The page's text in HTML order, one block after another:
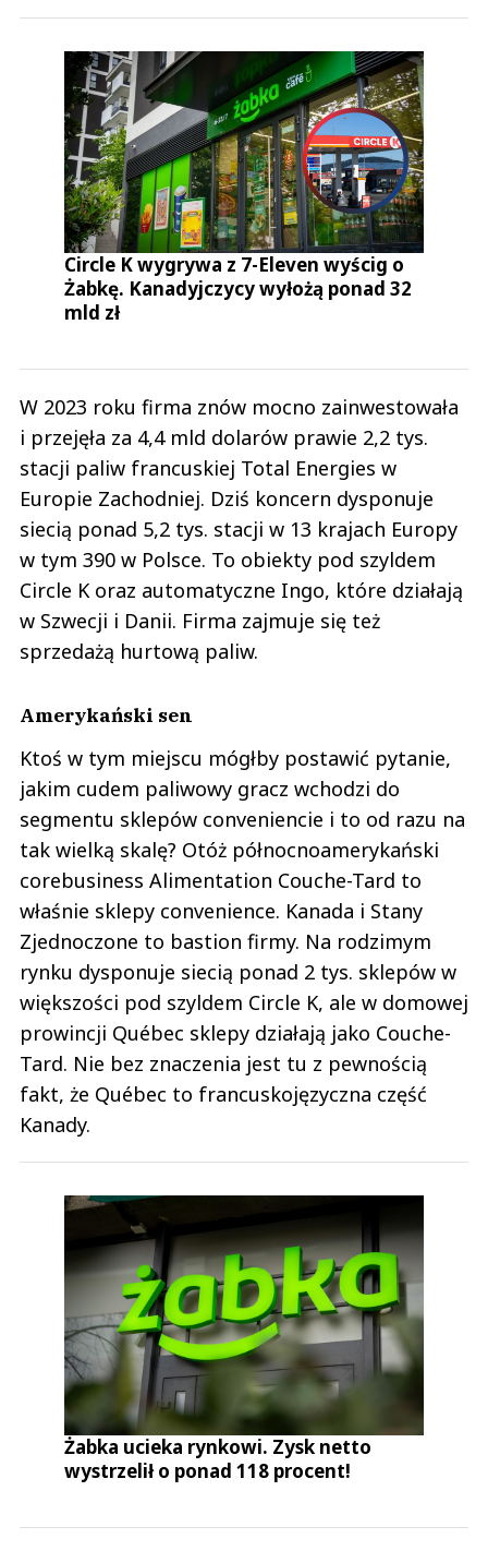
Circle K wygrywa z 7-Eleven wyścig o
Żabkę. Kanadyjczycy wyłożą ponad 32
mld zł
W 2023 roku firma znów mocno zainwestowała
i przejęła za 4,4 mld dolarów prawie 2,2 tys.
stacji paliw francuskiej Total Energies w
Europie Zachodniej. Dziś koncern dysponuje
siecią ponad 5,2 tys. stacji w 13 krajach Europy
w tym 390 w Polsce. To obiekty pod szyldem
Circle K oraz automatyczne Ingo, które działają
w Szwecji i Danii. Firma zajmuje się też
sprzedażą hurtową paliw.
Amerykański sen
Ktoś w tym miejscu mógłby postawić pytanie,
jakim cudem paliwowy gracz wchodzi do
segmentu sklepów conveniencie i to od razu na
tak wielką skalę? Otóż północnoamerykański
corebusiness Alimentation Couche-Tard to
właśnie sklepy convenience. Kanada i Stany
Zjednoczone to bastion firmy. Na rodzimym
rynku dysponuje siecią ponad 2 tys. sklepów w
większości pod szyldem Circle K, ale w domowej
prowincji Québec sklepy działają jako Couche-
Tard. Nie bez znaczenia jest tu z pewnością
fakt, że Québec to francuskojęzyczna część
Kanady.
Żabka ucieka rynkowi. Zysk netto
wystrzelił o ponad 118 procent!